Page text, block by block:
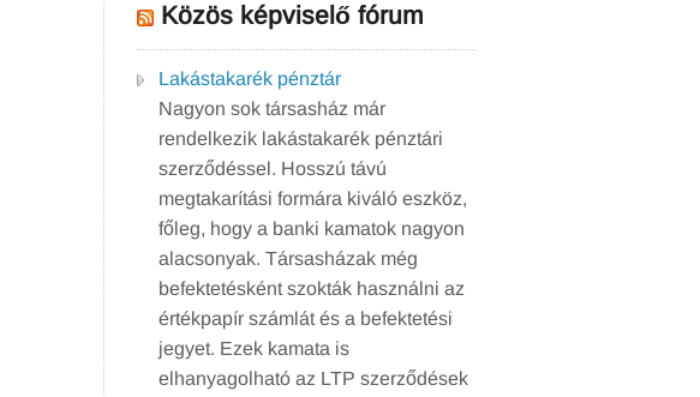
Közös képviselő fórum
Lakástakarék pénztár
Nagyon sok társasház már
rendelkezik lakástakarék pénztári
szerződéssel. Hosszú távú
megtakarítási formára kiváló eszköz,
főleg, hogy a banki kamatok nagyon
alacsonyak. Társasházak még
befektetésként szokták használni az
értékpapír számlát és a befektetési
jegyet. Ezek kamata is
elhanyagolható az LTP szerződések